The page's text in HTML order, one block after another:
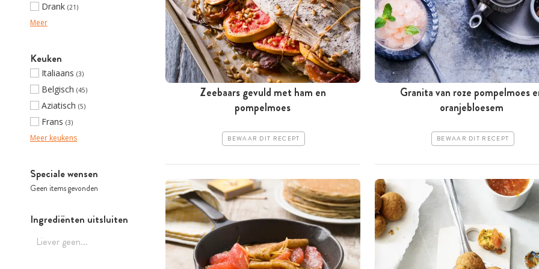
Drank (21)
Meer
Keuken
Italiaans (3)
Belgisch (45)
Aziatisch (5)
Frans (3)
Meer keukens
Speciale wensen
Geen items gevonden
Ingrediënten uitsluiten
Zeebaars gevuld met ham en
pompelmoes
BEWAAR DIT RECEPT
Granita van roze pompelmoes
oranjebloesem
BEWAAR DIT RECEPT